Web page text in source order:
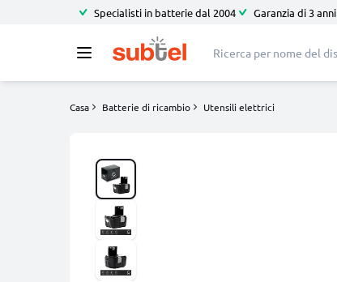
Specialisti in batterie dal 2004 Garanzia di 3 anni
Casa Batterie di ricambio Utensili elettrici